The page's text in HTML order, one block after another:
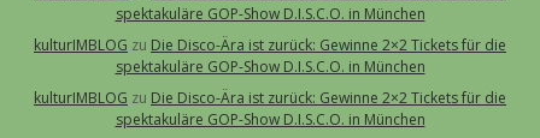
spektakuläre GOP-Show D.I.S.C.O. in München
kulturIMBLOG zu Die Disco-Ära ist zurück: Gewinne 2×2 Tickets für die
spektakuläre GOP-Show D.I.S.C.O. in München
kulturIMBLOG zu Die Disco-Ära ist zurück: Gewinne 2×2 Tickets für die
spektakuläre GOP-Show D.I.S.C.O. in München